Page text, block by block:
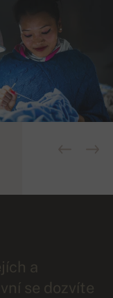
a
se dozvíte